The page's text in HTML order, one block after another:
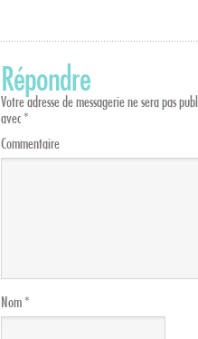
Répondre
Votre adresse de messagerie ne sera pas
avec*
Commentaire
Nom*